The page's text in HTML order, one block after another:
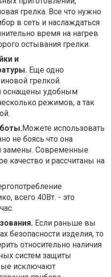
грелка. Все что нужно
в сеть и наслаждаться
время на нагрев
остывания грелки.
и
Еще одно
грелкой.
оснащены удобным
режимов, а так
Можете использовать
не боясь что она
замены. Современные
качество и рассчитаны на
всего 40Вт. - это
Если раньше вы
безопасности изделия, то
относительно наличия
систем защиты
исключают